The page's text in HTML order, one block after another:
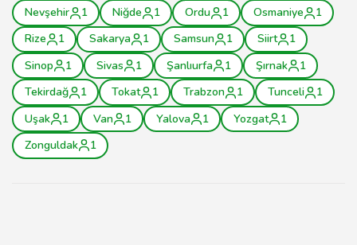
Nevşehir
1 Niğde 1 Ordu 1 Osmaniye
1
Rize
1 Sakarya 1 Samsun 1 Siirt
1
Sinop
1 Sivas 1 Şanlıurfa 1 Şırnak
1
Tekirdağ
1 Tokat 1 Trabzon 1 Tunceli
1
Uşak
1 Van 1 Yalova 1 Yozgat
1
Zonguldak
1